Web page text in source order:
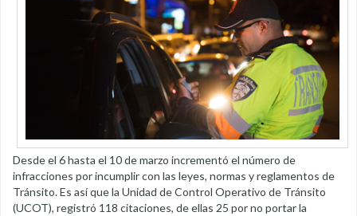
Desde el 6 hasta el 10 de marzo incrementó el número de
infracciones por incumplir con las leyes, normas y reglamentos de
Tránsito. Es así que la Unidad de Control Operativo de Tránsito
(UCOT), registró 118 citaciones, de ellas 25 por no portar la